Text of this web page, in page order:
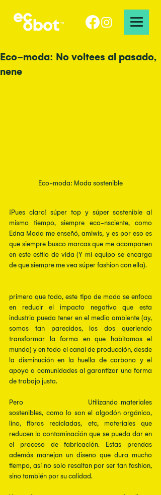
Eco-moda: No voltees al pasado,
nene
Eco-moda: Moda sostenible
¡Pues claro! súper top y súper sostenible al
mismo tiempo, siempre eco-nsciente, como
Edna Moda me enseñó, amiwis, y es por eso es
que siempre busco marcas que me acompañen
en este estilo de vida (Y mi equipo se encarga
de que siempre me vea súper fashion con ella).
primero que todo, este tipo de moda se enfoca
en reducir el impacto negativo que esta
industria pueda tener en el medio ambiente (ay,
somos tan parecidos, los dos queriendo
transformar la forma en que habitamos el
mundo) y en todo el canal de producción, desde
la disminución en la huella de carbono y el
apoyo a comunidades al garantizar una forma
de trabajo justa.
Pero
Utilizando materiales
sostenibles, como lo son el algodón orgánico,
lino, fibras recicladas, etc, materiales que
reducen la contaminación que se pueda dar en
el proceso de fabricación. Estas prendas
además manejan un diseño que dura mucho
tiempo, así no solo resaltan por ser tan fashion,
sino también por su calidad.